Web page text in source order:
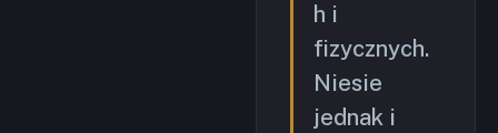
h i
fizycznych.
Niesie
jednak i